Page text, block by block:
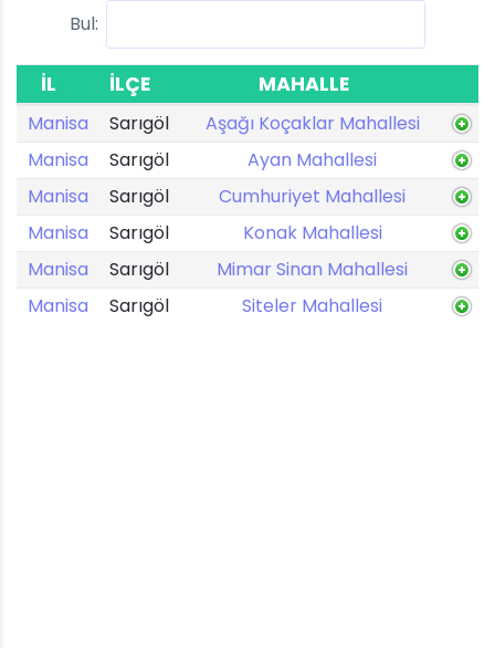
Bul:
İL İLÇE MAHALLE
Manisa Sarıgöl
Aşağı Koçaklar Mahallesi
Manisa
Sarıgöl
Ayan Mahallesi
Manisa
Sarıgöl
Cumhuriyet Mahallesi
Manisa
Sarıgöl
Konak Mahallesi
Manisa
Sarıgöl
Mimar Sinan Mahallesi
Manisa
Sarıgöl Siteler Mahallesi